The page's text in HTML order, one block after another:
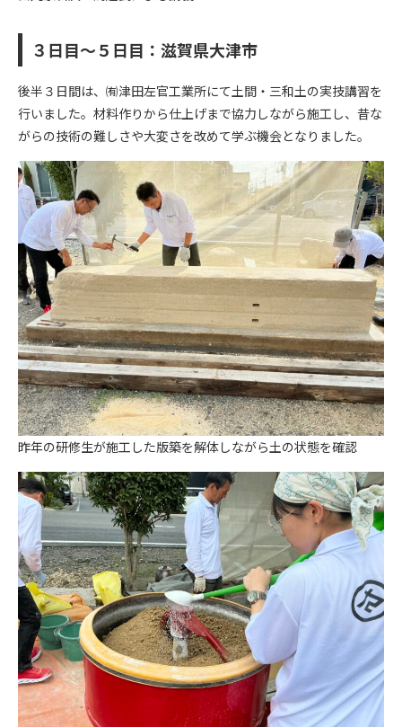
３日目～５日目：滋賀県大津市
後半３日間は、㈲津田左官工業所にて土間・三和土の実技講習を
行いました。材料作りから仕上げまで協力しながら施工し、昔な
がらの技術の難しさや大変さを改めて学ぶ機会となりました。
昨年の研修生が施工した版築を解体しながら土の状態を確認